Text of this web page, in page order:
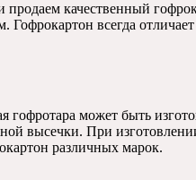
качественный
всегда
гофротара может быть
высечки. При
различных марок.